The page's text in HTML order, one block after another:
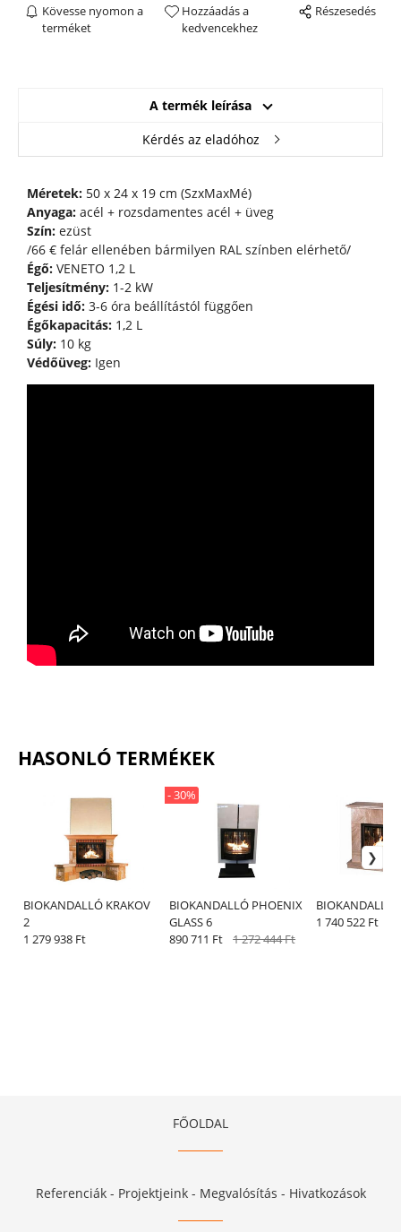
Kövesse nyomon a
terméket
Hozzáadás a
kedvencekhez
Részesedés
A termék leírása
Kérdés az eladóhoz
Méretek:50 x 24 x 19 cm (SzxMaxMé)
Anyaga:acél + rozsdamentes acél + üveg
Szín:ezüst
/66 € felár ellenében bármilyen RAL színben elérhető/
Égő:VENETO 1,2 L
Teljesítmény:1-2 kW
Égési idő:3-6 óra beállítástól függően
Égőkapacitás:1,2 L
Súly:10 kg
Védőüveg:Igen
HASONLÓ TERMÉKEK
BIOKANDALLÓ KRAKOV
2
1 279 938 Ft
BIOKANDALLÓ PHOENIX
GLASS 6
- 30%
890 711 Ft 1 272 444 Ft
BIOKANDALLÓ
1 740 522 Ft
FŐOLDAL
Referenciák - Projektjeink - Megvalósítás - Hivatkozások